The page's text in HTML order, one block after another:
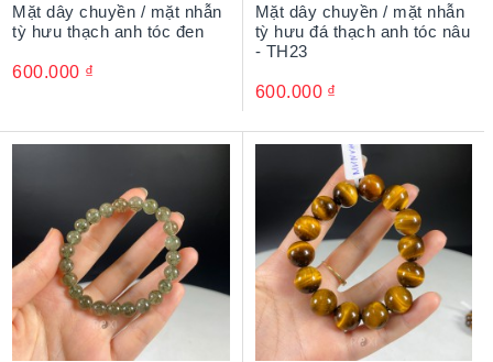
Mặt dây chuyền / mặt nhẫn
tỳ hưu thạch anh tóc đen
600.000 ₫
Mặt dây chuyền / mặt nhẫn
tỳ hưu đá thạch anh tóc nâu
- TH23
600.000 ₫